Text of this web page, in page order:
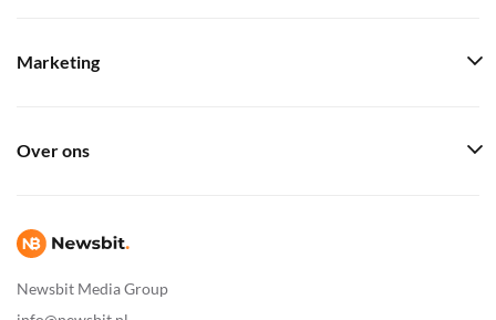
Newsbit Media Group
Marketing
Over ons